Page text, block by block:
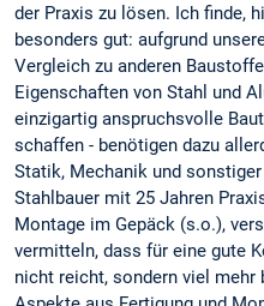
der Praxis zu lösen. Ich finde,
besonders gut: aufgrund
Vergleich zu anderen
Eigenschaften von Stahl und
einzigartig anspruchsvolle
schaffen - benötigen dazu
Statik, Mechanik und
Stahlbauer mit 25 Jahren
Montage im Gepäck (s.o.),
vermitteln, dass für eine gute
nicht reicht, sondern viel